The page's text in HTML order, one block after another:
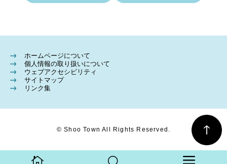
ホームページについて
個人情報の取り扱いについて
ウェブアクセシビリティ
サイトマップ
リンク集
© Shoo Town All Rights Reserved.